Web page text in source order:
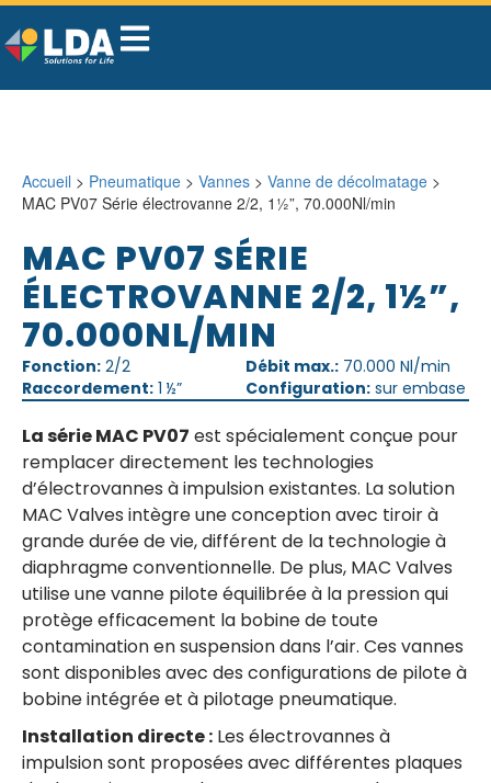
Accueil > Pneumatique > Vannes > Vanne de décolmatage >
MAC PV07 Série électrovanne 2/2, 1½”, 70.000Nl/min
MAC PV07 SÉRIE
ÉLECTROVANNE 2/2, 1½”,
70.000NL/MIN
Fonction: 2/2 Débit max.: 70.000 Nl/min
Raccordement: 1 ½” Configuration: sur embase
La série MAC PV07 est spécialement conçue pour
remplacer directement les technologies
d’électrovannes à impulsion existantes. La solution
MAC Valves intègre une conception avec tiroir à
grande durée de vie, différent de la technologie à
diaphragme conventionnelle. De plus, MAC Valves
utilise une vanne pilote équilibrée à la pression qui
protège efficacement la bobine de toute
contamination en suspension dans l’air. Ces vannes
sont disponibles avec des configurations de pilote à
bobine intégrée et à pilotage pneumatique.
Installation directe : Les électrovannes à
impulsion sont proposées avec différentes plaques